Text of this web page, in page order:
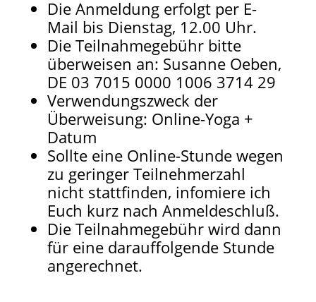
Die Anmeldung erfolgt per E-
Mail bis Dienstag, 12.00 Uhr.
Die Teilnahmegebühr bitte
überweisen an: Susanne Oeben,
DE 03 7015 0000 1006 3714 29​
Verwendungszweck der
Überweisung: Online-Yoga +
Datum
Sollte eine Online-Stunde wegen
zu geringer Teilnehmerzahl
nicht stattfinden, infomiere ich
Euch kurz nach Anmeldeschluß.
Die Teilnahmegebühr wird dann
für eine darauffolgende Stunde
angerechnet.